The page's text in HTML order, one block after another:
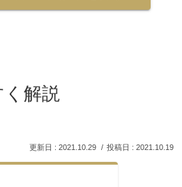
解説
2021.10.29 2021.10.19